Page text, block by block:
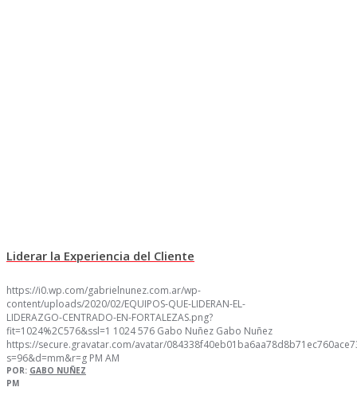
Liderar la Experiencia del Cliente
https://i0.wp.com/gabrielnunez.com.ar/wp-
content/uploads/2020/02/EQUIPOS-QUE-LIDERAN-EL-
LIDERAZGO-CENTRADO-EN-FORTALEZAS.png?
fit=1024%2C576&ssl=1 1024576 Gabo Nuñez Gabo Nuñez
https://secure.gravatar.com/avatar/
s=96&d=mm&r=g PM AM
POR: GABO NUÑEZ
PM